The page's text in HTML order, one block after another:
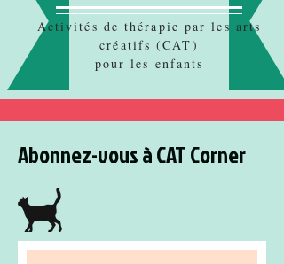
Activités de thérapie par les arts
créatifs (CAT)
pour les enfants
Abonnez-vous à CAT Corner